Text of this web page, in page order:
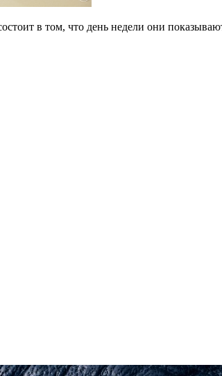
в том, что день недели они